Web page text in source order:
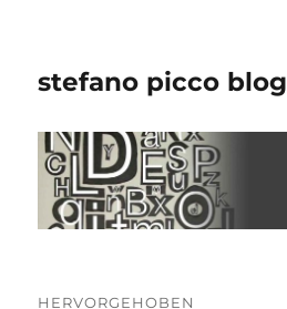
stefano picco blog
HERVORGEHOBEN